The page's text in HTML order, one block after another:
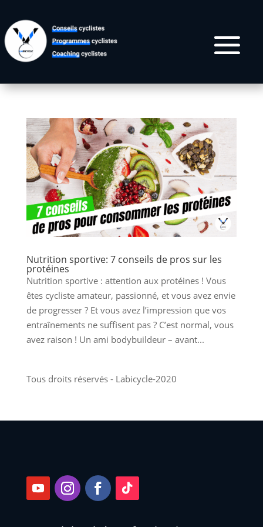
Nutrition sportive: 7 conseils de pros sur les
protéines
Nutrition sportive : attention aux protéines ! Vous
êtes cycliste amateur, passionné, et vous avez envie
de progresser ? Et vous avez l’impression que vos
entraînements ne suffisent pas ? C’est normal, vous
avez raison ! Un ami bodybuildeur – avant...
Tous droits réservés - Labicycle-2020